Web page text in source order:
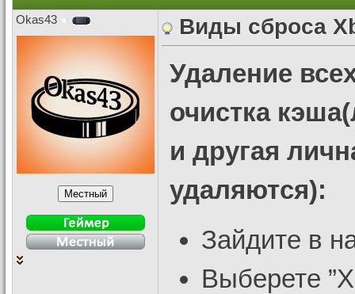
Okas43 Виды сброса
Удаление
очистка
и другая
удаляются):
Зайдите в
Выберете